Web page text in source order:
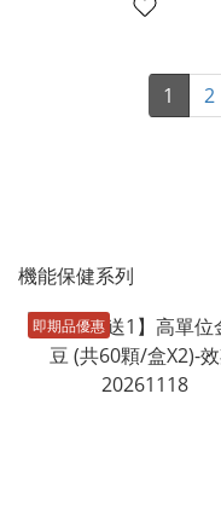
1 2
機能保健系列
即期品優惠